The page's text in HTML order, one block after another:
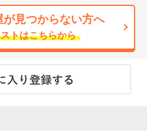
が見つからない方へ
トはこちらから